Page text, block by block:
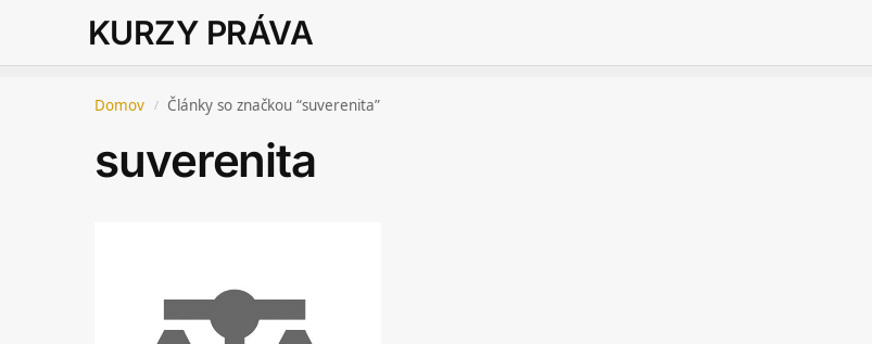
KURZY PRÁVA
Domov / Články so značkou “suverenita”
suverenita